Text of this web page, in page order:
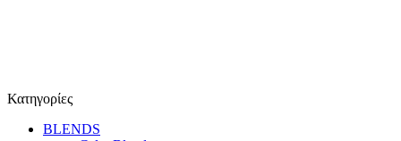
Κατηγορίες
BLENDS